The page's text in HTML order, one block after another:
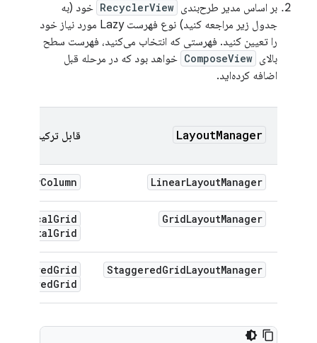
بر اساس مدیر طرح‌بندی RecyclerView خود (به
جدول زیر مراجعه کنید) نوع فهرست Lazy مورد نیاز خود
را تعیین کنید. فهرستی که انتخاب می‌کنید، فهرست سطح
بالای ComposeView خواهد بود که در مرحله قبل
اضافه کرده‌اید.
LayoutManager قابل ترکیب
LinearLayoutManager
LazyColumn
GridLayoutManager
StaggeredGridLayoutManager